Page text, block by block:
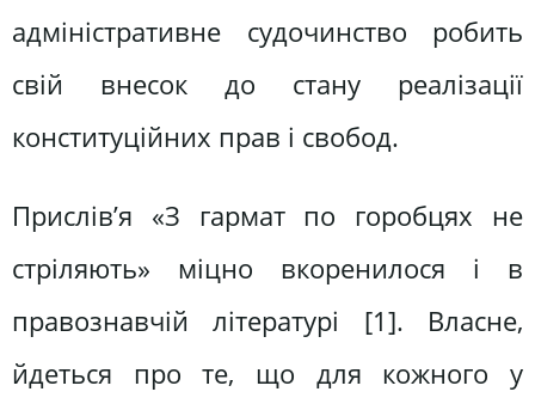
адміністративне судочинство робить
свій внесок до стану реалізації
конституційних прав і свобод.
Прислів’я «З гармат по горобцях не
стріляють» міцно вкоренилося і в
правознавчій літературі [1]. Власне,
йдеться про те, що для кожного у